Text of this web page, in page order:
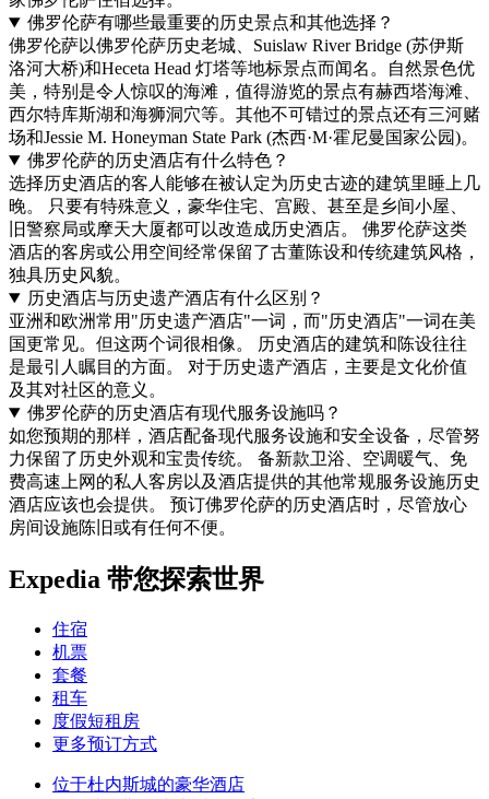
佛罗伦萨有哪些最重要的历史景点和其他选择？
佛罗伦萨以佛罗伦萨历史老城、Suislaw River Bridge (苏伊斯
洛河大桥)和Heceta Head 灯塔等地标景点而闻名。自然景色优
美，特别是令人惊叹的海滩，值得游览的景点有赫西塔海滩、
西尔特库斯湖和海狮洞穴等。其他不可错过的景点还有三河赌
场和Jessie M. Honeyman State Park (杰西·M·霍尼曼国家公园)。
佛罗伦萨的历史酒店有什么特色？
选择历史酒店的客人能够在被认定为历史古迹的建筑里睡上几
晚。 只要有特殊意义，豪华住宅、宫殿、甚至是乡间小屋、
旧警察局或摩天大厦都可以改造成历史酒店。 佛罗伦萨这类
酒店的客房或公用空间经常保留了古董陈设和传统建筑风格，
独具历史风貌。
历史酒店与历史遗产酒店有什么区别？
亚洲和欧洲常用"历史遗产酒店"一词，而"历史酒店"一词在美
国更常见。但这两个词很相像。 历史酒店的建筑和陈设往往
是最引人瞩目的方面。 对于历史遗产酒店，主要是文化价值
及其对社区的意义。
佛罗伦萨的历史酒店有现代服务设施吗？
如您预期的那样，酒店配备现代服务设施和安全设备，尽管努
力保留了历史外观和宝贵传统。 备新款卫浴、空调暖气、免
费高速上网的私人客房以及酒店提供的其他常规服务设施历史
酒店应该也会提供。 预订佛罗伦萨的历史酒店时，尽管放心
房间设施陈旧或有任何不便。
Expedia 带您探索世界
住宿
机票
套餐
租车
度假短租房
更多预订方式
位于杜内斯城的豪华酒店